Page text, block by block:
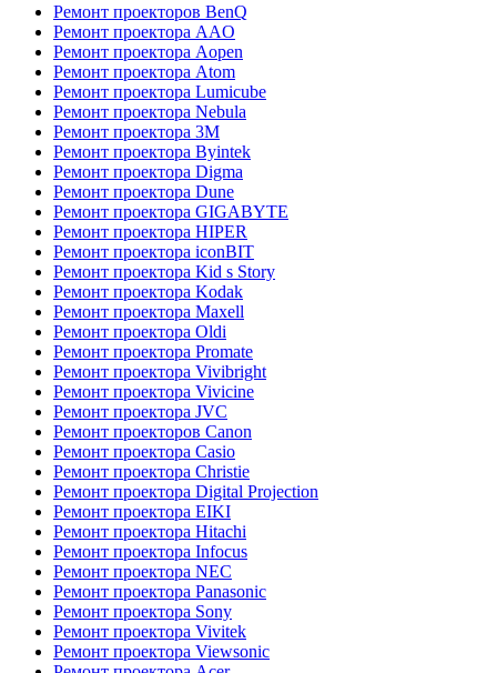
Ремонт проекторов BenQ
Ремонт проектора AAO
Ремонт проектора Aopen
Ремонт проектора Atom
Ремонт проектора Lumicube
Ремонт проектора Nebula
Ремонт проектора 3M
Ремонт проектора Byintek
Ремонт проектора Digma
Ремонт проектора Dune
Ремонт проектора GIGABYTE
Ремонт проектора HIPER
Ремонт проектора iconBIT
Ремонт проектора Kid s Story
Ремонт проектора Kodak
Ремонт проектора Maxell
Ремонт проектора Oldi
Ремонт проектора Promate
Ремонт проектора Vivibright
Ремонт проектора Vivicine
Ремонт проектора JVC
Ремонт проекторов Canon
Ремонт проектора Casio
Ремонт проектора Christie
Ремонт проектора Digital Projection
Ремонт проектора EIKI
Ремонт проектора Hitachi
Ремонт проектора Infocus
Ремонт проектора NEC
Ремонт проектора Panasonic
Ремонт проектора Sony
Ремонт проектора Vivitek
Ремонт проектора Viewsonic